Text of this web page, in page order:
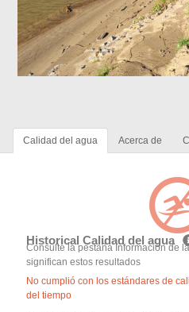
Calidad del agua Acerca de
Historical Calidad del agua
Consulte la pestaña Información de
significan estos resultados
No cumplió con los estándares de
del tiempo